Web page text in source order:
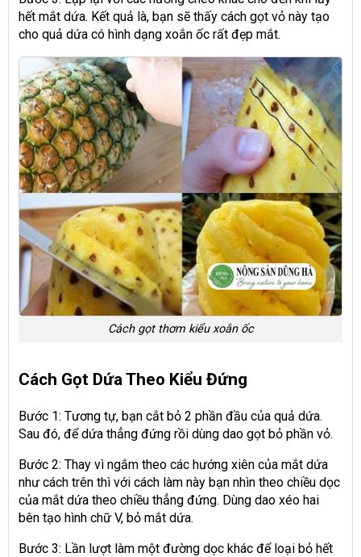
hết mắt dứa. Kết quả là, bạn sẽ thấy cách gọt vỏ này tạo
cho quả dứa có hình dạng xoắn ốc rất đẹp mắt.
Cách gọt thơm kiểu xoắn ốc
Cách Gọt Dứa Theo Kiểu Đứng
Bước 1: Tương tự, bạn cắt bỏ 2 phần đầu của quả dứa.
Sau đó, để dứa thẳng đứng rồi dùng dao gọt bỏ phần vỏ.
Bước 2: Thay vì ngắm theo các hướng xiên của mắt dứa
như cách trên thì với cách làm này bạn nhìn theo chiều dọc
của mắt dứa theo chiều thẳng đứng. Dùng dao xéo hai
bên tạo hình chữ V, bỏ mắt dứa.
Bước 3: Lần lượt làm một đường dọc khác để loại bỏ hết